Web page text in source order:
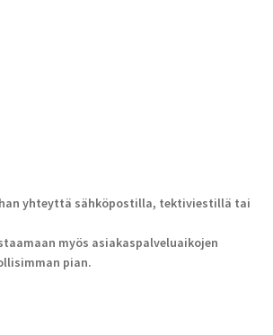
yhteyttä sähköpostilla, tektiviestillä tai
myös asiakaspalveluaikojen
pian.